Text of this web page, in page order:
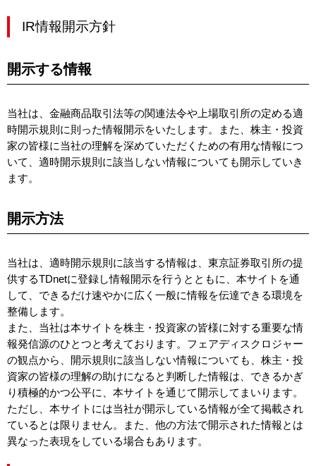
IR情報開示方針
開示する情報
当社は、金融商品取引法等の関連法令や上場取引所の定める適
時開示規則に則った情報開示をいたします。また、株主・投資
家の皆様に当社の理解を深めていただくための有用な情報につ
いて、適時開示規則に該当しない情報についても開示していき
ます。
開示方法
当社は、適時開示規則に該当する情報は、東京証券取引所の提
供するTDnetに登録し情報開示を行うとともに、本サイトを通
して、できるだけ速やかに広く一般に情報を伝達できる環境を
整備します。
また、当社は本サイトを株主・投資家の皆様に対する重要な情
報発信源のひとつと考えております。フェアディスクロジャー
の観点から、開示規則に該当しない情報についても、株主・投
資家の皆様の理解の助けになると判断した情報は、できるかぎ
り積極的かつ公平に、本サイトを通じて開示してまいります。
ただし、本サイトには当社が開示している情報が全て掲載され
ているとは限りません。また、他の方法で開示された情報とは
異なった表現をしている場合もあります。